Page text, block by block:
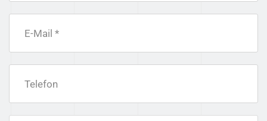
E-Mail *
Telefon